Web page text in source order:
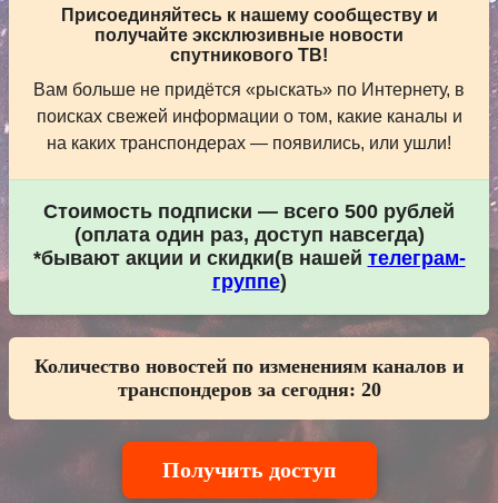
Присоединяйтесь к нашему сообществу и
получайте эксклюзивные новости
спутникового ТВ!
Вам больше не придётся «рыскать» по Интернету, в
поисках свежей информации о том, какие каналы и
на каких транспондерах — появились, или ушли!
Стоимость подписки — всего 500 рублей
(оплата один раз, доступ навсегда)
*бывают акции и скидки(в нашей телеграм-
группе)
Количество новостей по изменениям каналов и
транспондеров за сегодня: 20
Получить доступ